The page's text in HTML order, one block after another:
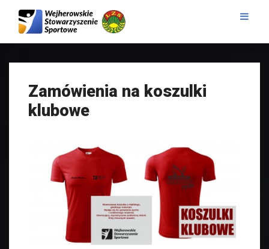
Zamówienia na koszulki
klubowe